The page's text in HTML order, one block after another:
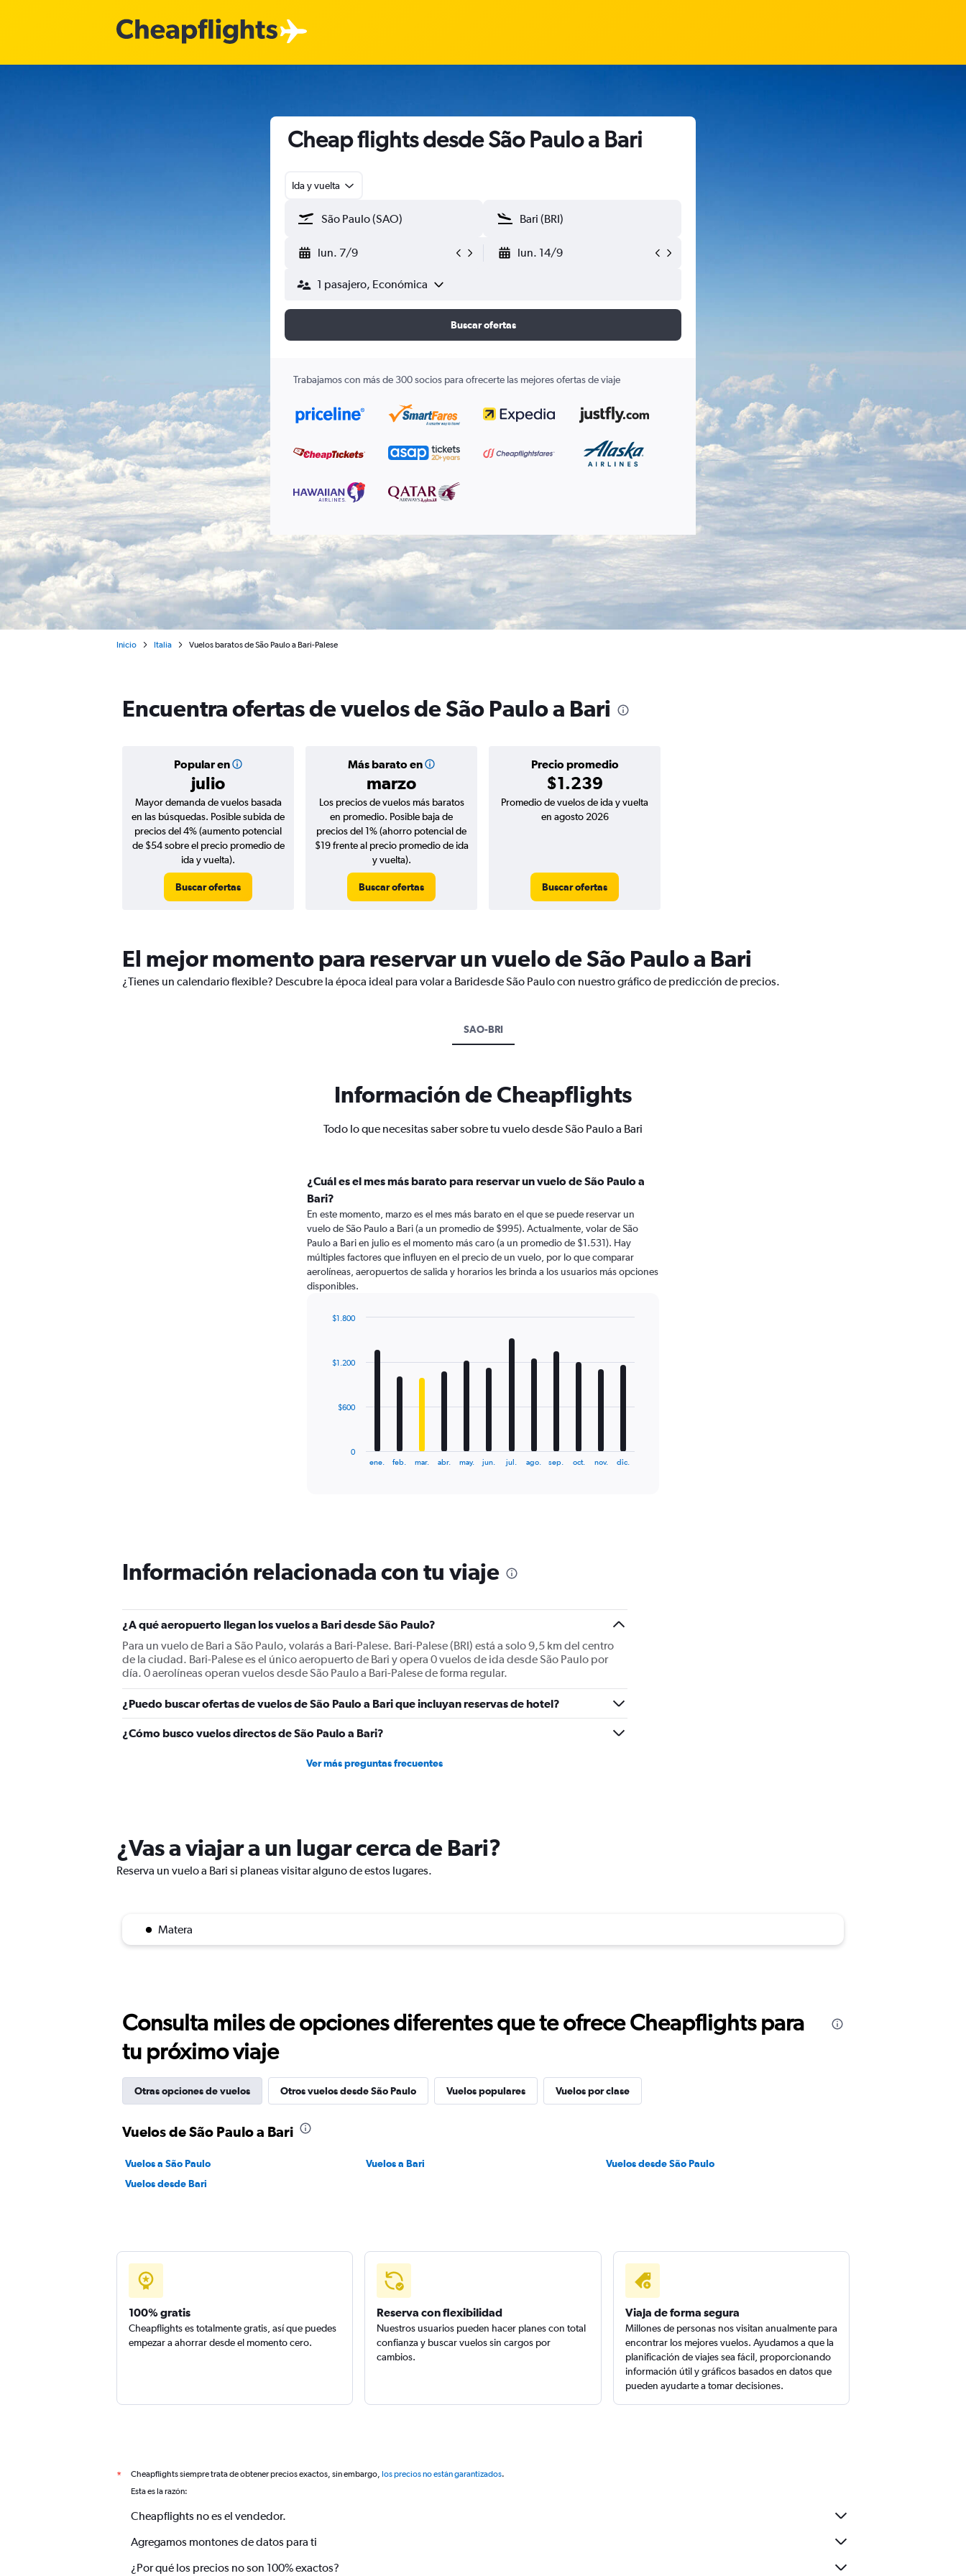
Cheap flights desde São Paulo a Bari
Ida y vuelta
lun. 7/9 lun. 14/9
1 pasajero, Económica
Buscar ofertas
Trabajamos con más de 300 socios para ofrecerte las mejores ofertas de viaje
Inicio Italia Vuelos baratos de São Paulo a Bari-Palese
Encuentra ofertas de vuelos de São Paulo a Bari
Popular en
julio
Más barato en
marzo
Precio promedio
$1.239
Mayor demanda de vuelos basada
en las búsquedas. Posible subida de
precios del 4% (aumento potencial
de $54 sobre el precio promedio de
ida y vuelta).
Buscar ofertas
Los precios de vuelos más baratos
en promedio. Posible baja de
precios del 1% (ahorro potencial de
$19 frente al precio promedio de ida
y vuelta).
Buscar ofertas
Promedio de vuelos de ida y vuelta
en agosto 2026
Buscar ofertas
El mejor momento para reservar un vuelo de São Paulo a Bari
¿Tienes un calendario flexible? Descubre la época ideal para volar a Baridesde São Paulo con nuestro gráfico de predicción de precios.
SAO-BRI
Información de Cheapflights
Todo lo que necesitas saber sobre tu vuelo desde São Paulo a Bari
¿Cuál es el mes más barato para reservar un vuelo de São Paulo a
Bari?
En este momento, marzo es el mes más barato en el que se puede reservar un
vuelo de São Paulo a Bari (a un promedio de $995). Actualmente, volar de São
Paulo a Bari en julio es el momento más caro (a un promedio de $1.531). Hay
múltiples factores que influyen en el precio de un vuelo, por lo que comparar
aerolíneas, aeropuertos de salida y horarios les brinda a los usuarios más opciones
disponibles.
12
The
chart
has
Y
axis
displaying
values.
Range:
0
to
1800.
ene. feb. mar. abr. may. jun. jul. ago. sep. oct. nov. dic.
0
$600
$1.200
$1.800
Información relacionada con tu viaje
¿A qué aeropuerto llegan los vuelos a Bari desde São Paulo?
Para un vuelo de Bari a São Paulo, volarás a Bari-Palese. Bari-Palese (BRI) está a solo 9,5 km del centro
de la ciudad. Bari-Palese es el único aeropuerto de Bari y opera 0 vuelos de ida desde São Paulo por
día. 0 aerolíneas operan vuelos desde São Paulo a Bari-Palese de forma regular.
¿Puedo buscar ofertas de vuelos de São Paulo a Bari que incluyan reservas de hotel?
¿Cómo busco vuelos directos de São Paulo a Bari?
Ver más preguntas frecuentes
¿Vas a viajar a un lugar cerca de Bari?
Reserva un vuelo a Bari si planeas visitar alguno de estos lugares.
Matera
Consulta miles de opciones diferentes que te ofrece Cheapflights para
tu próximo viaje
Otras opciones de vuelos Otros vuelos desde São Paulo Vuelos populares Vuelos por clase
Vuelos de São Paulo a Bari
Vuelos a São Paulo Vuelos a Bari
Vuelos desde São Paulo
Vuelos desde Bari
100% gratis
Cheapflights es totalmente gratis, así que puedes
empezar a ahorrar desde el momento cero.
Reserva con flexibilidad
Nuestros usuarios pueden hacer planes con total
confianza y buscar vuelos sin cargos por
cambios.
Viaja de forma segura
Millones de personas nos visitan anualmente para
encontrar los mejores vuelos. Ayudamos a que la
planificación de viajes sea fácil, proporcionando
información útil y gráficos basados en datos que
pueden ayudarte a tomar decisiones.
* Cheapflights siempre trata de obtener precios exactos, sin embargo, los precios no están garantizados.
Esta es la razón:
Cheapflights no es el vendedor.
Agregamos montones de datos para ti
¿Por qué los precios no son 100% exactos?